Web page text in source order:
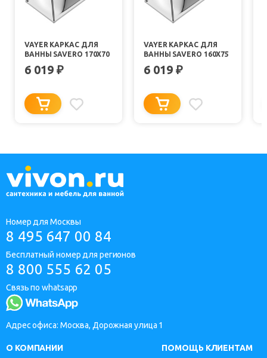
VAYER КАРКАС ДЛЯ
ВАННЫ SAVERO 170X70
6 019 ₽
VAYER КАРКАС ДЛЯ
ВАННЫ SAVERO 160X75
6 019 ₽
Номер для Москвы
8 495 647 00 84
Бесплатный номер для регионов
8 800 555 62 05
Связь по whatsapp
Адрес офиса: Москва, Дорожная улица 1
О КОМПАНИИ
ПОМОЩЬ КЛИЕНТАМ